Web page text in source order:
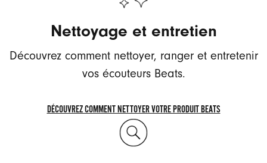
Nettoyage et entretien
Découvrez comment nettoyer, ranger et entretenir
vos écouteurs Beats.
DÉCOUVREZ COMMENT NETTOYER VOTRE PRODUIT BEATS